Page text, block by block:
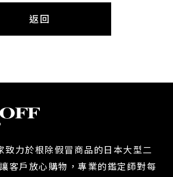
返回
致力於根除假冒商品的日本大型二
客戶放心購物，專業的鑑定師對每